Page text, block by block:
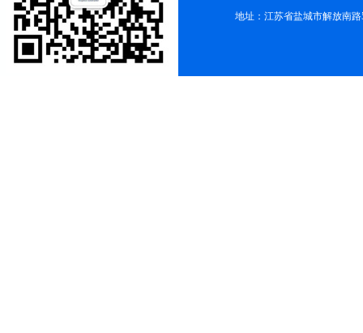
地址：江苏省盐城市解放南